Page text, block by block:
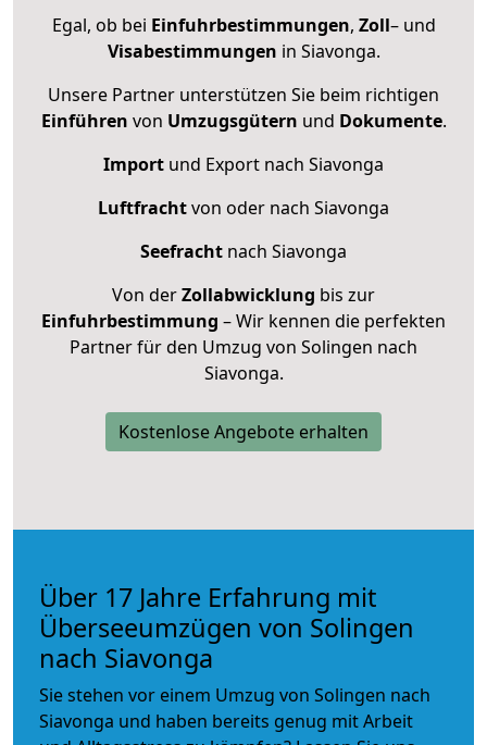
Egal, ob bei Einfuhrbestimmungen, Zoll– und
Visabestimmungen in Siavonga.
Unsere Partner unterstützen Sie beim richtigen
Einführen von Umzugsgütern und Dokumente.
Import und Export nach Siavonga
Luftfrachtvon oder nach Siavonga
Seefracht nach Siavonga
Von derZollabwicklung bis zur
Einfuhrbestimmung – Wir kennen die perfekten
Partner für den Umzug von Solingen nach
Siavonga.
Kostenlose Angebote erhalten
Über 17 Jahre Erfahrung mit
Überseeumzügen von Solingen
nach Siavonga
Sie stehen vor einem Umzug von Solingen nach
Siavonga und haben bereits genug mit Arbeit